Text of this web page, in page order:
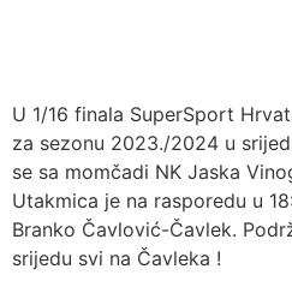
U 1/16 finala SuperSport
za sezonu 2023./2024 u
se sa momčadi NK Jaska
Utakmica je na rasporedu u
Branko Čavlović-Čavlek.
srijedu svi na Čavleka !